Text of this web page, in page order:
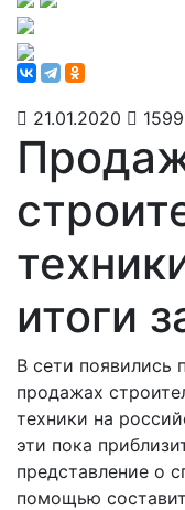
21.01.2020 1599
итоги
В сети появились
продажах
техники на
эти пока
представление о
помощью